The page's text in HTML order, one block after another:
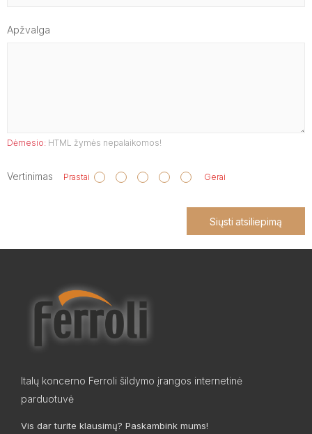
Apžvalga
Dėmesio: HTML žymės nepalaikomos!
Vertinimas Prastai Gerai
Siųsti atsiliepimą
Italų koncerno Ferroli šildymo įrangos internetinė
parduotuvė
Vis dar turite klausimų? Paskambink mums!